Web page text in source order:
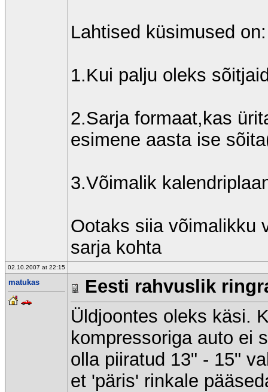
Lahtised küsimused on:
1.Kui palju oleks
2.Sarja formaat,kas
esimene aasta ise
3.Võimalik
Ootaks siia võimalikku
sarja kohta
02.10.2007 at 22:15
matukas
Eesti rahvuslik
Üldjoontes oleks käsi.
kompressoriga auto ei
olla piiratud 13" - 15"
et 'päris' rinkale